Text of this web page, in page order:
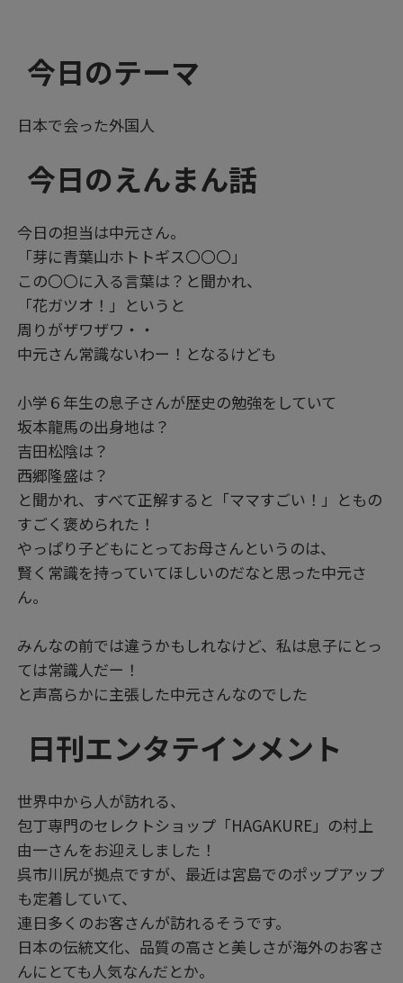
今日のテーマ
日本で会った外国人
今日のえんまん話
今日の担当は中元さん。
「芽に青葉山ホトトギス〇〇〇」
この〇〇に入る言葉は？と聞かれ、
「花ガツオ！」というと
周りがザワザワ・・
中元さん常識ないわー！となるけども
小学６年生の息子さんが歴史の勉強をしていて
坂本龍馬の出身地は？
吉田松陰は？
西郷隆盛は？
と聞かれ、すべて正解すると「ママすごい！」ともの
すごく褒められた！
やっぱり子どもにとってお母さんというのは、
賢く常識を持っていてほしいのだなと思った中元さ
ん。
みんなの前では違うかもしれなけど、私は息子にとっ
ては常識人だー！
と声高らかに主張した中元さんなのでした
日刊エンタテインメント
世界中から人が訪れる、
包丁専門のセレクトショップ「HAGAKURE」の村上
由一さんをお迎えしました！
呉市川尻が拠点ですが、最近は宮島でのポップアップ
も定着していて、
連日多くのお客さんが訪れるそうです。
日本の伝統文化、品質の高さと美しさが海外のお客さ
んにとても人気なんだとか。